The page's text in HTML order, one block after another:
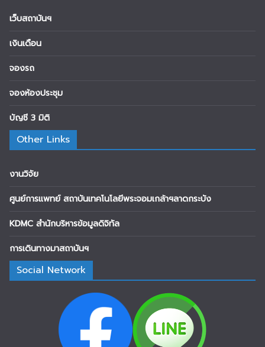
เว็บสถาบันฯ
เงินเดือน
จองรถ
จองห้องประชุม
บัญชี 3 มิติ
Other Links
งานวิจัย
ศูนย์การแพทย์ สถาบันเทคโนโลยีพระจอมเกล้าฯลาดกระบัง
KDMC สำนักบริหารข้อมูลดิจิทัล
การเดินทางมาสถาบันฯ
Social Network